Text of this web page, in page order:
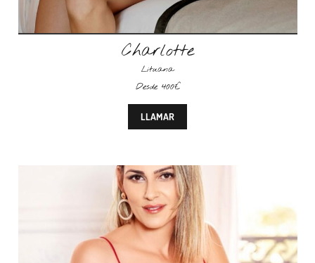
Charlotte
Lituana
Desde 400€
LLAMAR